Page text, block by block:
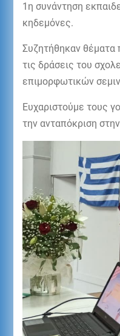
1η συνάντηση
κηδεμόνες.
Συζητήθηκαν θέματα
τις δράσεις του
επιμορφωτικών
Ευχαριστούμε τους
την ανταπόκριση